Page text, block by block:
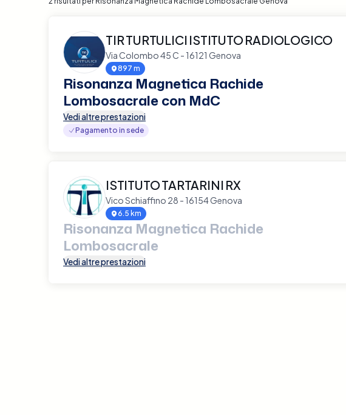
TIR TURTULICI ISTITUTO RADIOLOGICO
Via Colombo 45 C - 16121 Genova
897 m
Risonanza Magnetica Rachide
Lombosacrale con MdC
Vedi altre prestazioni
Pagamento in sede
ISTITUTO TARTARINI RX
Vico Schiaffino 28 - 16154 Genova
6.5 km
Risonanza Magnetica Rachide
Lombosacrale
Vedi altre prestazioni